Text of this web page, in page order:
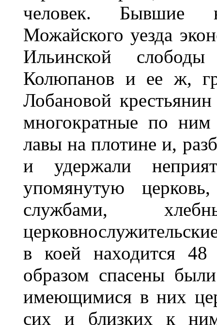
человек. Бывшие
Можайского уезда
Ильинской
Колюпанов и ее ж,
Лобановой
многократные по
лавы на плотине и,
и удержали
упомянутую
службами,
в коей находится 48
образом спасены
имеющимися в них
сих и близких к